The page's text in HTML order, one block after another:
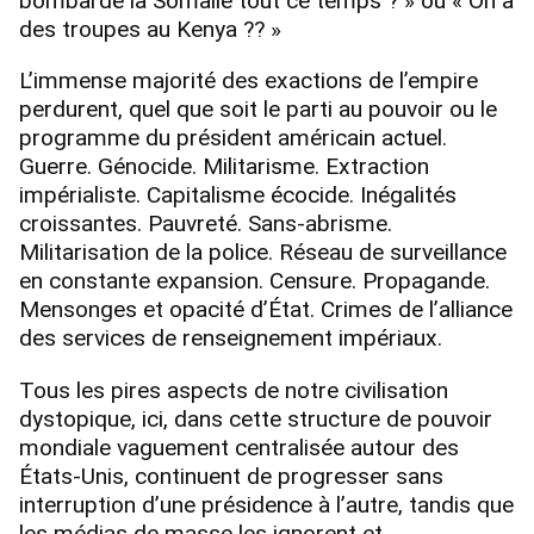
des troupes au Kenya ?? »
L’immense majorité des exactions de l’empire
perdurent, quel que soit le parti au pouvoir ou le
programme du président américain actuel.
Guerre. Génocide. Militarisme. Extraction
impérialiste. Capitalisme écocide. Inégalités
croissantes. Pauvreté. Sans-abrisme.
Militarisation de la police. Réseau de surveillance
en constante expansion. Censure. Propagande.
Mensonges et opacité d’État. Crimes de l’alliance
des services de renseignement impériaux.
Tous les pires aspects de notre civilisation
dystopique, ici, dans cette structure de pouvoir
mondiale vaguement centralisée autour des
États-Unis, continuent de progresser sans
interruption d’une présidence à l’autre, tandis que